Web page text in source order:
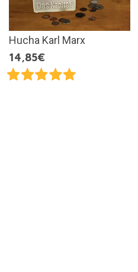
Hucha Karl Marx
14,85€